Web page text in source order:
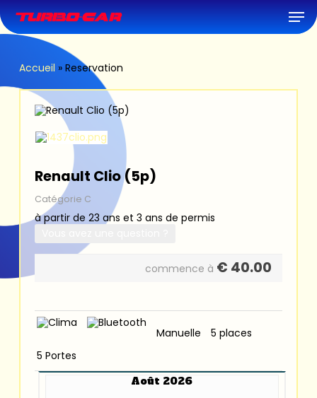
to
main
content
Accueil » Reservation
Renault Clio (5p)
Catégorie C
à partir de 23 ans et 3 ans de permis
commence à € 40.00
Manuelle
5 places
5 Portes
Août 2026